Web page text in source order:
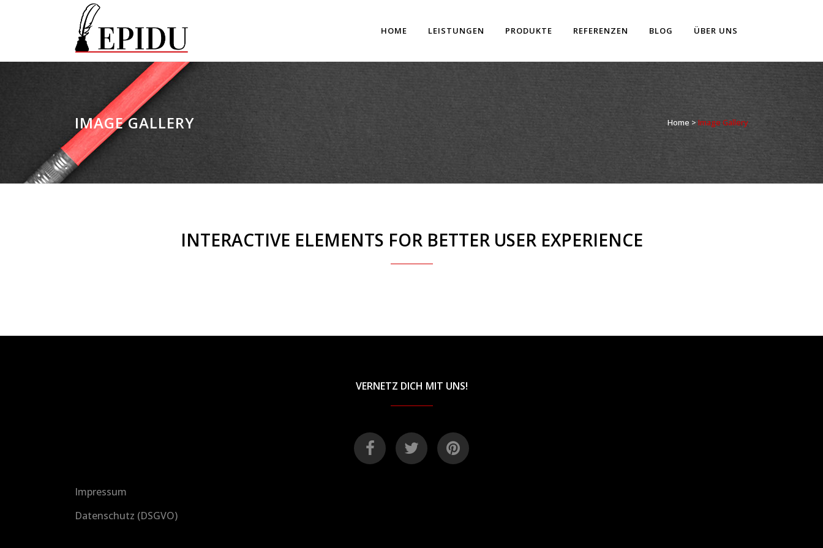
HOME LEISTUNGEN PRODUKTE REFERENZEN BLOG ÜBER UNS
IMAGE GALLERY Home > Image Gallery
INTERACTIVE ELEMENTS FOR BETTER USER EXPERIENCE
VERNETZ DICH MIT UNS!
Impressum
Datenschutz (DSGVO)